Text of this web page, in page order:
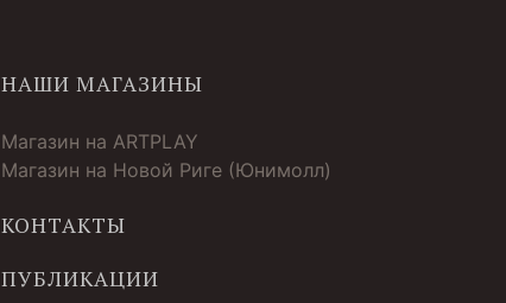
НАШИ МАГАЗИНЫ
Магазин на ARTPLAY
Магазин на Новой Риге (Юнимолл)
КОНТАКТЫ
ПУБЛИКАЦИИ